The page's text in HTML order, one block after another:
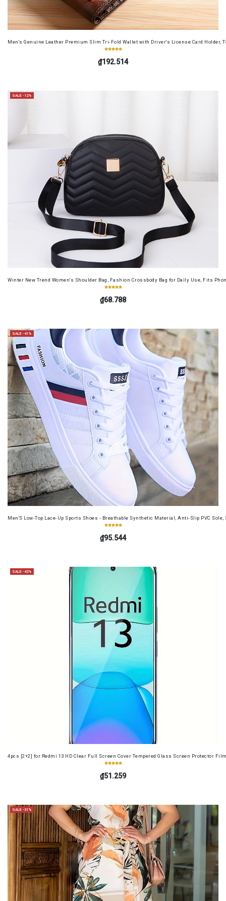
Men's Genuine Leather Premium Slim Tri-Fold Wallet with Driver's License Card Holder,
₫192.514
SALE -12%
Winter New Trend Women's Shoulder Bag, Fashion Crossbody Bag for Daily Use, Fits
₫68.788
SALE -41%
Men'S Low-Top Lace-Up Sports Shoes - Breathable Synthetic Material, Anti-Slip PVC
₫95.544
SALE -42%
4pcs [2+2] for Redmi 13 HD Clear Full Screen Cover Tempered Glass Screen Protector
₫51.259
SALE -31%